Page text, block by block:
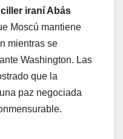
iraní Abás
Moscú mantiene
mientras se
Washington. Las
que la
paz negociada